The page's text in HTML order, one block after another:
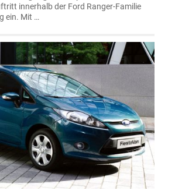
innerhalb der Ford Ranger-Familie
ein. Mit …